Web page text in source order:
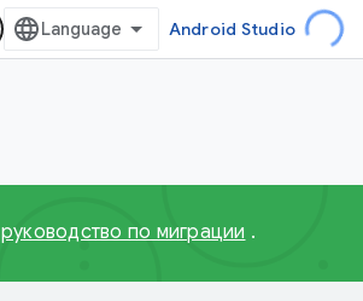
Android Studio
руководство по миграции .